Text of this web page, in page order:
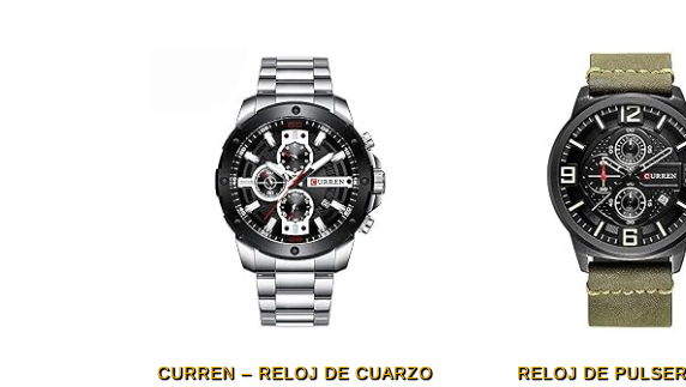
CURREN – RELOJ DE CUARZO RELOJ DE